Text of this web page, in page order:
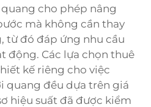
cho phép nâng
mà không cần thay
từ đó đáp ứng nhu cầu
động. Các lựa chọn thuê
kế riêng cho việc
quang đều dựa trên giá
hiệu suất đã được kiểm